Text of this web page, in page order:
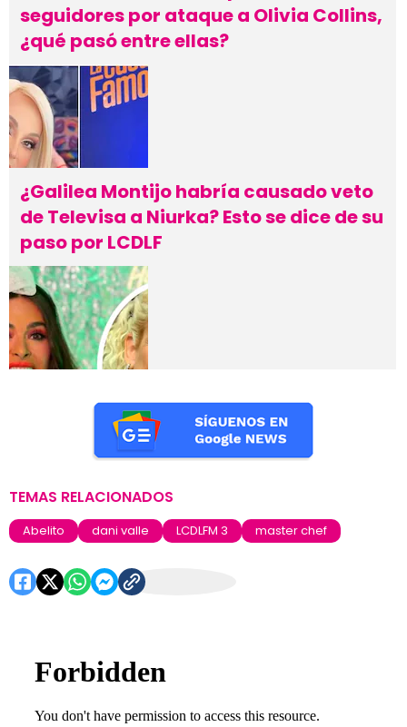
seguidores por ataque a Olivia Collins,
¿qué pasó entre ellas?
¿Galilea Montijo habría causado veto
de Televisa a Niurka? Esto se dice de su
paso por LCDLF
TEMAS RELACIONADOS
Abelito dani valle LCDLFM 3 master chef